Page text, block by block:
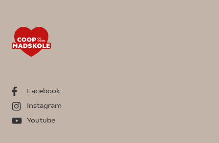
Facebook
Instagram
Youtube